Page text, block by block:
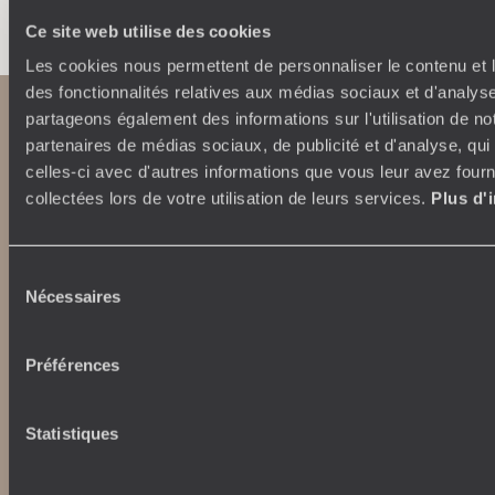
Ce site web utilise des cookies
Les cookies nous permettent de personnaliser le contenu et
des fonctionnalités relatives aux médias sociaux et
partageons également des informations sur l'utilisation de
partenaires de médias sociaux, de publicité et d'analyse,
celles-ci avec d'autres informations que vous leur avez
collectées lors de votre utilisation de leurs services. Plus
Nécessaires
Préférences
Statistiques
Abonnez-vous à notre newsletter
Nos engagements